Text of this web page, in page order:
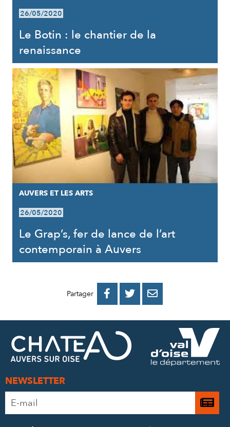
26/05/2020
Le Botin : le chantier de la
renaissance
AUVERS ET LES ARTS
26/05/2020
Le Grap’s, fer de lance de l’art
contemporain à Auvers
Partager 
PARTAGER
FACEBOOK
PARTAGER
PARTAGER
MAIL
NEWSLETTER
Adresse
e-
Je